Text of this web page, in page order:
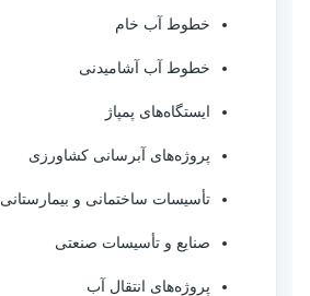
خطوط آب خام
خطوط آب آشامیدنی
ایستگاه‌های پمپاژ
پروژه‌های آبرسانی کشاورزی
تأسیسات ساختمانی و بیمارستانی
صنایع و تأسیسات صنعتی
پروژه‌های انتقال آب